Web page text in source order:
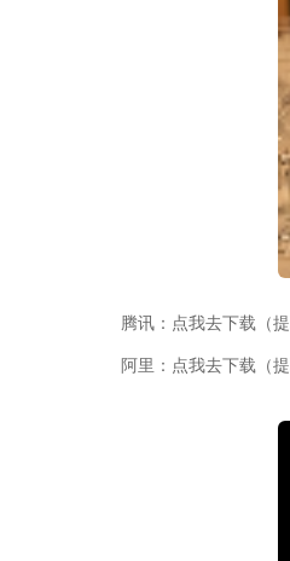
腾讯：点我去下载（提
阿里：点我去下载（提